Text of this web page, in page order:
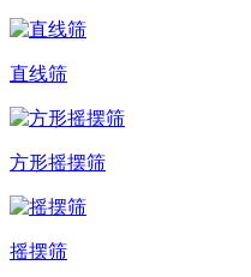
直线筛
方形摇摆筛
摇摆筛